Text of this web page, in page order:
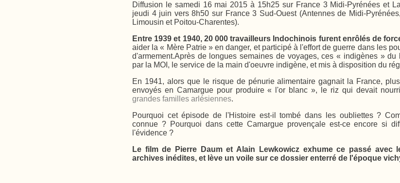
Diffusion le samedi 16 mai 2015 à 15h25 sur France 3 Midi-Pyrénées et
jeudi 4 juin vers 8h50 sur France 3 Sud-Ouest (Antennes de Midi-
Limousin et Poitou-Charentes).
Entre 1939 et 1940, 20 000 travailleurs Indochinois furent enrôlés de
aider la « Mère Patrie » en danger, et participé à l'effort de guerre dans les
d'armement.Après de longues semaines de voyages, ces « indigènes »
par la MOI, le service de la main d'oeuvre indigène, et mis à disposition du
En 1941, alors que le risque de pénurie alimentaire gagnait la France,
envoyés en Camargue pour produire « l'or blanc », le riz qui devait
grandes familles arlésiennes.
Pourquoi cet épisode de l'Histoire est-il tombé dans les oubliettes ?
connue ? Pourquoi dans cette Camargue provençale est-ce encore si
l'évidence ?
Le film de Pierre Daum et Alain Lewkowicz exhume ce passé avec
archives inédites, et lève un voile sur ce dossier enterré de l'époque